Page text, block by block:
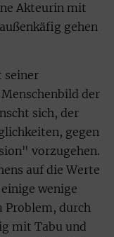
Akteurin mit
gehen
seiner
der
sich, der
gegen
vorzugehen.
auf die Werte
wenige
Problem, durch
mit Tabu und